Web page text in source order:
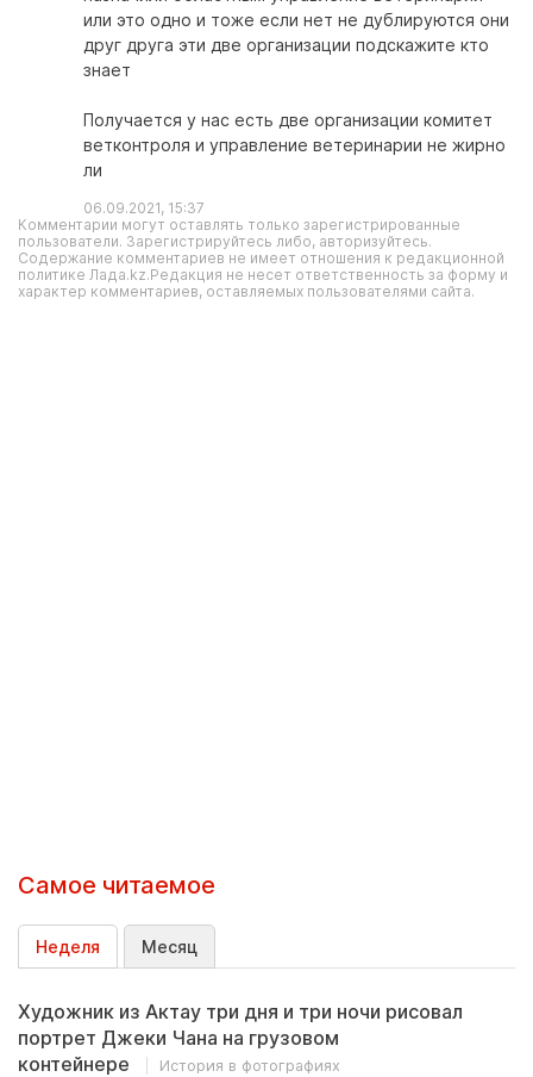
или это одно и тоже если нет не дублируются они
друг друга эти две организации подскажите кто
знает
Получается у нас есть две организации комитет
ветконтроля и управление ветеринарии не жирно
ли
06.09.2021, 15:37
Комментарии могут оставлять только зарегистрированные
пользователи. Зарегистрируйтесь либо, авторизуйтесь.
Содержание комментариев не имеет отношения к редакционной
политике Лада.kz.Редакция не несет ответственность за форму и
характер комментариев, оставляемых пользователями сайта.
Самое читаемое
Неделя Месяц
Художник из Актау три дня и три ночи рисовал
портрет Джеки Чана на грузовом
контейнере
История в фотографиях